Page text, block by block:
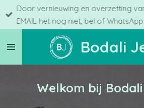
Ga
direct
de
Bodali
Door vernieuwing en overzetting
EMAIL het nog niet, bel of
Welkom bij